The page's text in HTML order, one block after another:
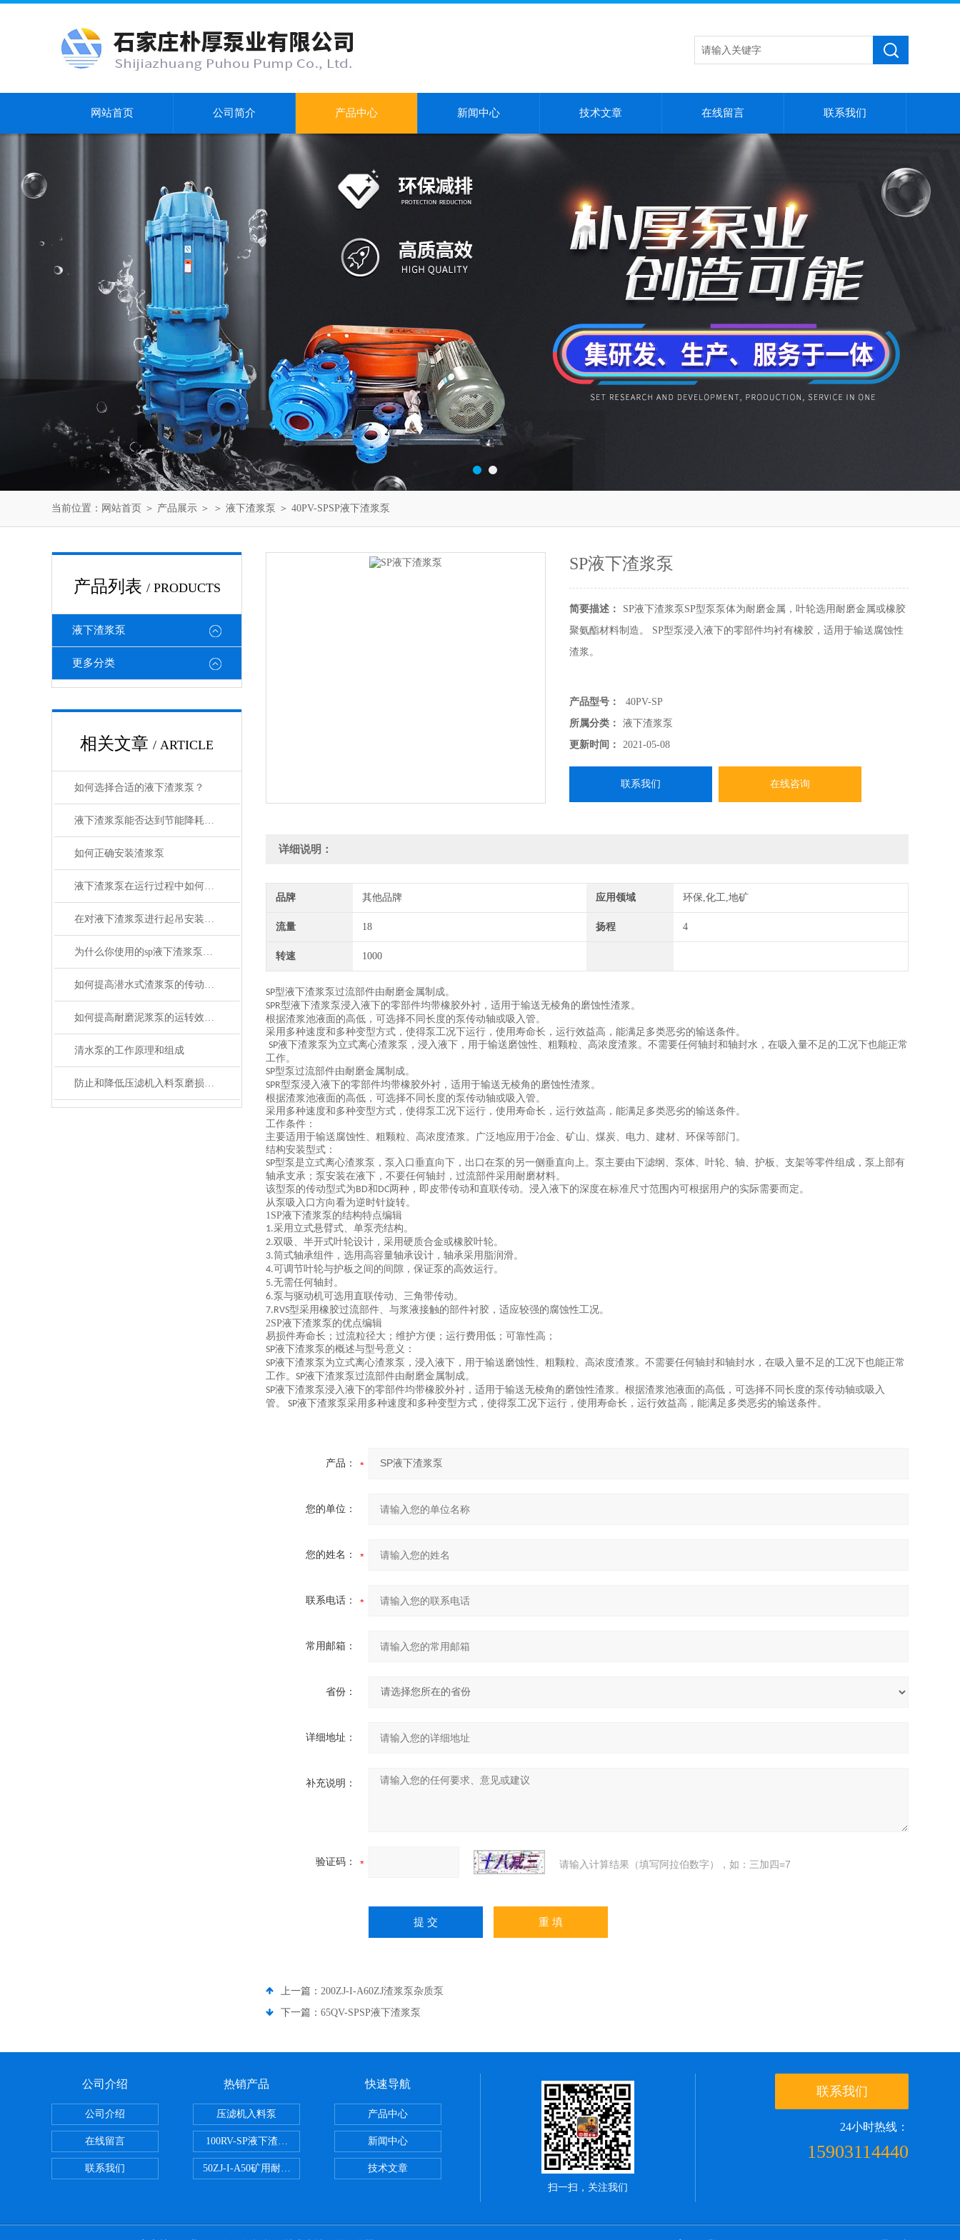
网站首页 公司简介 产品中心 新闻中心 技术文章 在线留言 联系我们
当前位置： 网站首页 ＞ 产品展示 ＞ ＞ 液下渣浆泵 ＞ 40PV-SPSP液下渣浆泵
产品列表 / PRODUCTS
液下渣浆泵
更多分类
相关文章 / ARTICLE
如何选择合适的液下渣浆泵？
液下渣浆泵能否达到节能降耗的目的
如何正确安装渣浆泵
液下渣浆泵在运行过程中如何排油呢？
在对液下渣浆泵进行起吊安装时需要注意什么
为什么你使用的sp液下渣浆泵使用寿命比别人低
如何提高潜水式渣浆泵的传动效率
如何提高耐磨泥浆泵的运转效率呢?
清水泵的工作原理和组成
防止和降低压滤机入料泵磨损的措施有哪些？
SP液下渣浆泵
简要描述：
SP液下渣浆泵SP型泵泵体为耐磨金属，叶轮选用耐磨金属或橡胶
聚氨酯材料制造。 SP型泵浸入液下的零部件均衬有橡胶，适用于输送腐蚀性
渣浆。
产品型号：
40PV-SP
所属分类：
液下渣浆泵
更新时间：
2021-05-08
联系我们 在线咨询
详细说明：
品牌 其他品牌 应用领域 环保,化工,地矿
流量 18 扬程 4
转速 1000
SP型液下渣浆泵过流部件由耐磨金属制成。
SPR型液下渣浆泵浸入液下的零部件均带橡胶外衬，适用于输送无棱角的磨蚀性渣浆。
根据渣浆池液面的高低，可选择不同长度的泵传动轴或吸入管。
采用多种速度和多种变型方式，使得泵工况下运行，使用寿命长，运行效益高，能满足多类恶劣的输送条件。
SP液下渣浆泵为立式离心渣浆泵，浸入液下，用于输送磨蚀性、粗颗粒、高浓度渣浆。不需要任何轴封和轴封水，在吸入量不足的工况下也能正常
工作。
SP型泵过流部件由耐磨金属制成。
SPR型泵浸入液下的零部件均带橡胶外衬，适用于输送无棱角的磨蚀性渣浆。
根据渣浆池液面的高低，可选择不同长度的泵传动轴或吸入管。
采用多种速度和多种变型方式，使得泵工况下运行，使用寿命长，运行效益高，能满足多类恶劣的输送条件。
工作条件：
主要适用于输送腐蚀性、粗颗粒、高浓度渣浆。广泛地应用于冶金、矿山、煤炭、电力、建材、环保等部门。
结构安装型式：
SP型泵是立式离心渣浆泵，泵入口垂直向下，出口在泵的另一侧垂直向上。泵主要由下滤纲、泵体、叶轮、轴、护板、支架等零件组成，泵上部有
轴承支承；泵安装在液下，不要任何轴封，过流部件采用耐磨材料。
该型泵的传动型式为BD和 DC两种，即皮带传动和直联传动。浸入液下的深度在标准尺寸范围内可根据用户的实际需要而定。
从泵吸入口方向看为逆时针旋转。
1SP液下渣浆泵的结构特点编辑
1.采用立式悬臂式、单泵壳结构。
2.双吸、半开式叶轮设计，采用硬质合金或橡胶叶轮。
3.筒式轴承组件，选用高容量轴承设计，轴承采用脂润滑。
4.可调节叶轮与护板之间的间隙，保证泵的高效运行。
5.无需任何轴封。
6.泵与驱动机可选用直联传动、三角带传动。
7.RVS型采用橡胶过流部件、与浆液接触的部件衬胶，适应较强的腐蚀性工况。
2SP液下渣浆泵的优点编辑
易损件寿命长；过流粒径大；维护方便；运行费用低；可靠性高；
SP液下渣浆泵 的概述与型号意义：
SP液下渣浆泵 为立式离心渣浆泵，浸入液下，用于输送磨蚀性、粗颗粒、高浓度渣浆。不需要任何轴封和轴封水，在吸入量不足的工况下也能正常
工作。 SP液下渣浆泵过流部件由耐磨金属制成。
SP液下渣浆泵浸入液下的零部件均带橡胶外衬，适用于输送无棱角的磨蚀性渣浆。根据渣浆池液面的高低，可选择不同长度的泵传动轴或吸入
管。
SP液下渣浆泵采用多种速度和多种变型方式，使得泵工况下运行，使用寿命长，运行效益高，能满足多类恶劣的输送条件。
产品：
您的单位：
您的姓名：
联系电话：
常用邮箱：
省份：
详细地址：
补充说明：
验证码： 请输入计算结果（填写阿拉伯数字），如：三加四=7
上一篇： 200ZJ-I-A60ZJ渣浆泵杂质泵
下一篇： 65QV-SPSP液下渣浆泵
公司介绍
公司介绍
在线留言
联系我们
热销产品
压滤机入料泵
100RV-SP液下渣浆泵
50ZJ-I-A50矿用耐磨渣浆泵
快速导航
产品中心
新闻中心
技术文章
扫一扫，关注我们
联系我们
24小时热线：
15903114440